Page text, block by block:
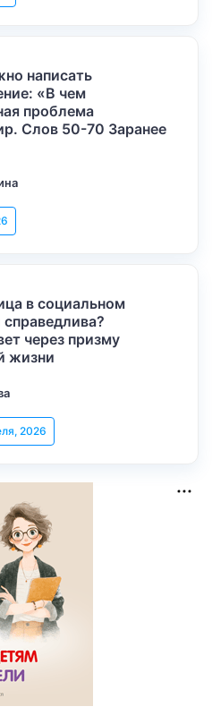
написать
«В чем
проблема
Слов 50-70 Заранее
в социальном
через призму
жизни
2026